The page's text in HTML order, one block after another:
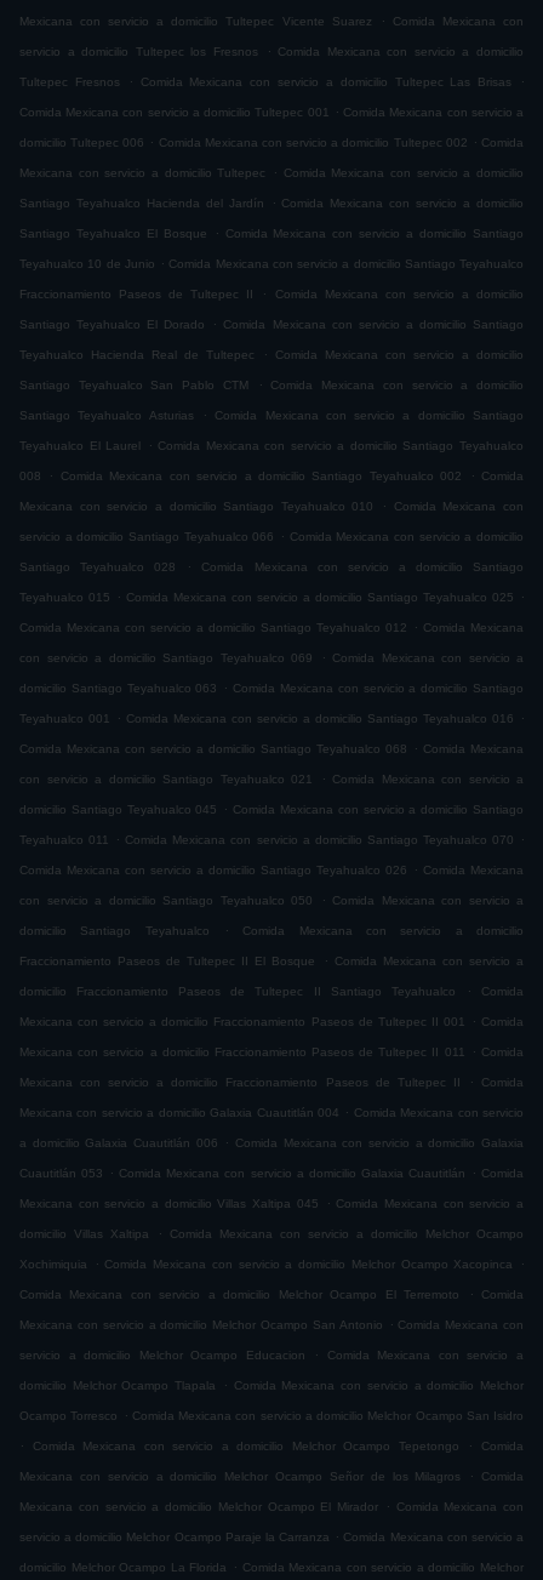
Mexicana con servicio a domicilio Tultepec Vicente Suarez . Comida Mexicana con
servicio a domicilio Tultepec los Fresnos . Comida Mexicana con servicio a domicilio
Tultepec Fresnos . Comida Mexicana con servicio a domicilio Tultepec Las Brisas .
Comida Mexicana con servicio a domicilio Tultepec 001 . Comida Mexicana con servicio a
domicilio Tultepec 006 . Comida Mexicana con servicio a domicilio Tultepec 002 . Comida
Mexicana con servicio a domicilio Tultepec . Comida Mexicana con servicio a domicilio
Santiago Teyahualco Hacienda del Jardín . Comida Mexicana con servicio a domicilio
Santiago Teyahualco El Bosque . Comida Mexicana con servicio a domicilio Santiago
Teyahualco 10 de Junio . Comida Mexicana con servicio a domicilio Santiago Teyahualco
Fraccionamiento Paseos de Tultepec II . Comida Mexicana con servicio a domicilio
Santiago Teyahualco El Dorado . Comida Mexicana con servicio a domicilio Santiago
Teyahualco Hacienda Real de Tultepec . Comida Mexicana con servicio a domicilio
Santiago Teyahualco San Pablo CTM . Comida Mexicana con servicio a domicilio
Santiago Teyahualco Asturias . Comida Mexicana con servicio a domicilio Santiago
Teyahualco El Laurel . Comida Mexicana con servicio a domicilio Santiago Teyahualco
008 . Comida Mexicana con servicio a domicilio Santiago Teyahualco 002 . Comida
Mexicana con servicio a domicilio Santiago Teyahualco 010 . Comida Mexicana con
servicio a domicilio Santiago Teyahualco 066 . Comida Mexicana con servicio a domicilio
Santiago Teyahualco 028 . Comida Mexicana con servicio a domicilio Santiago
Teyahualco 015 . Comida Mexicana con servicio a domicilio Santiago Teyahualco 025 .
Comida Mexicana con servicio a domicilio Santiago Teyahualco 012 . Comida Mexicana
con servicio a domicilio Santiago Teyahualco 069 . Comida Mexicana con servicio a
domicilio Santiago Teyahualco 063 . Comida Mexicana con servicio a domicilio Santiago
Teyahualco 001 . Comida Mexicana con servicio a domicilio Santiago Teyahualco 016 .
Comida Mexicana con servicio a domicilio Santiago Teyahualco 068 . Comida Mexicana
con servicio a domicilio Santiago Teyahualco 021 . Comida Mexicana con servicio a
domicilio Santiago Teyahualco 045 . Comida Mexicana con servicio a domicilio Santiago
Teyahualco 011 . Comida Mexicana con servicio a domicilio Santiago Teyahualco 070 .
Comida Mexicana con servicio a domicilio Santiago Teyahualco 026 . Comida Mexicana
con servicio a domicilio Santiago Teyahualco 050 . Comida Mexicana con servicio a
domicilio Santiago Teyahualco . Comida Mexicana con servicio a domicilio
Fraccionamiento Paseos de Tultepec II El Bosque . Comida Mexicana con servicio a
domicilio Fraccionamiento Paseos de Tultepec II Santiago Teyahualco . Comida
Mexicana con servicio a domicilio Fraccionamiento Paseos de Tultepec II 001 . Comida
Mexicana con servicio a domicilio Fraccionamiento Paseos de Tultepec II 011 . Comida
Mexicana con servicio a domicilio Fraccionamiento Paseos de Tultepec II . Comida
Mexicana con servicio a domicilio Galaxia Cuautitlán 004 . Comida Mexicana con servicio
a domicilio Galaxia Cuautitlán 006 . Comida Mexicana con servicio a domicilio Galaxia
Cuautitlán 053 . Comida Mexicana con servicio a domicilio Galaxia Cuautitlán . Comida
Mexicana con servicio a domicilio Villas Xaltipa 045 . Comida Mexicana con servicio a
domicilio Villas Xaltipa . Comida Mexicana con servicio a domicilio Melchor Ocampo
Xochimiquia . Comida Mexicana con servicio a domicilio Melchor Ocampo Xacopinca .
Comida Mexicana con servicio a domicilio Melchor Ocampo El Terremoto . Comida
Mexicana con servicio a domicilio Melchor Ocampo San Antonio . Comida Mexicana con
servicio a domicilio Melchor Ocampo Educacion . Comida Mexicana con servicio a
domicilio Melchor Ocampo Tlapala . Comida Mexicana con servicio a domicilio Melchor
Ocampo Torresco . Comida Mexicana con servicio a domicilio Melchor Ocampo San Isidro
.
Comida Mexicana con servicio a domicilio Melchor Ocampo Tepetongo . Comida
Mexicana con servicio a domicilio Melchor Ocampo Señor de los Milagros . Comida
Mexicana con servicio a domicilio Melchor Ocampo El Mirador . Comida Mexicana con
servicio a domicilio Melchor Ocampo Paraje la Carranza . Comida Mexicana con servicio a
domicilio Melchor Ocampo La Florida . Comida Mexicana con servicio a domicilio Melchor